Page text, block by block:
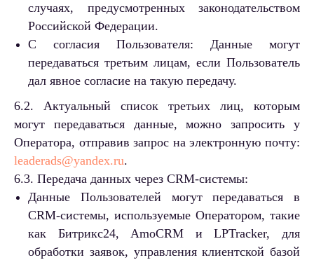
случаях, предусмотренных законодательством
Российской Федерации.
С согласия Пользователя: Данные могут
передаваться третьим лицам, если Пользователь
дал явное согласие на такую передачу.
6.2. Актуальный список третьих лиц, которым
могут передаваться данные, можно запросить у
Оператора, отправив запрос на электронную почту:
leaderads@yandex.ru.
6.3. Передача данных через CRM-системы:
Данные Пользователей могут передаваться в
CRM-системы, используемые Оператором, такие
как Битрикс24, AmoCRM и LPTracker, для
обработки заявок, управления клиентской базой